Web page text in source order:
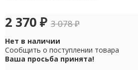
2 370 ₽ 3 078₽
Нет в наличии
Сообщить о поступлении товара
Ваша просьба принята!